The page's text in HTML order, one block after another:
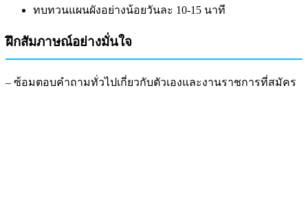
ทบทวนแผนผังอย่างน้อยวันละ 10-15 นาที
ฝึกสัมภาษณ์อย่างมั่นใจ
– ซ้อมตอบคำถามทั่วไปเกี่ยวกับตัวเองและงานราชการที่สมัคร